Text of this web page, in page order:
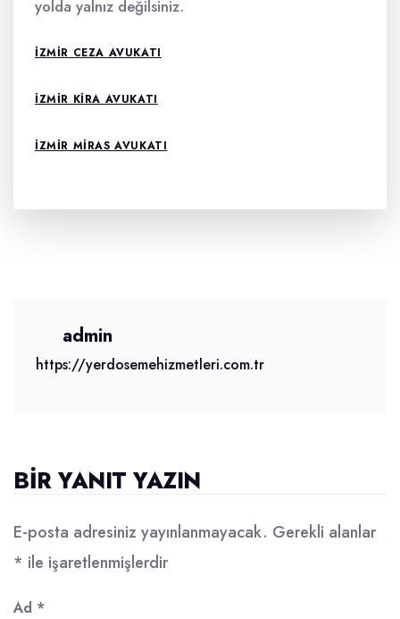
yolda yalnız değilsiniz.
IZMIR CEZA AVUKATI
IZMIR KIRA AVUKATI
IZMIR MIRAS AVUKATI
admin
https://yerdosemehizmetleri.com.tr
BIR YANIT YAZIN
E-posta adresiniz yayınlanmayacak. Gerekli alanlar
* ile işaretlenmişlerdir
Ad *